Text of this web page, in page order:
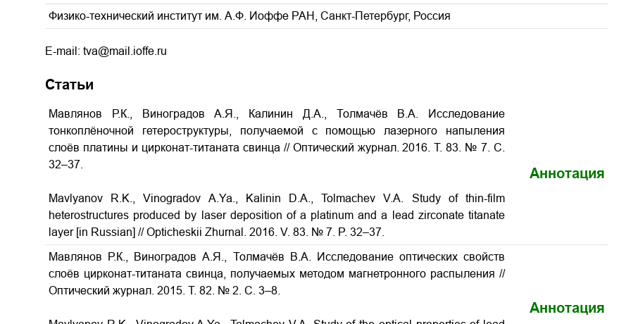
Физико-технический институт им. А.Ф. Иоффе РАН, Санкт-Петербург, Россия
E-mail: tva@mail.ioffe.ru
Статьи
Мавлянов Р.К., Виноградов А.Я., Калинин Д.А., Толмачёв В.А. Исследование
тонкоплёночной гетероструктуры, получаемой с помощью лазерного напыления
слоёв платины и цирконат-титаната свинца // Оптический журнал. 2016. Т. 83. № 7. С.
32–37.
Mavlyanov R.K., Vinogradov A.Ya., Kalinin D.A., Tolmachev V.A. Study of thin-film
heterostructures produced by laser deposition of a platinum and a lead zirconate titanate
layer [in Russian] // Opticheskii Zhurnal. 2016. V. 83. № 7. P. 32–37.
Аннотация
Мавлянов Р.К., Виноградов А.Я., Толмачёв В.А. Исследование оптических свойств
слоёв цирконат-титаната свинца, получаемых методом магнетронного распыления //
Оптический журнал. 2015. Т. 82. № 2. С. 3–8.
Аннотация